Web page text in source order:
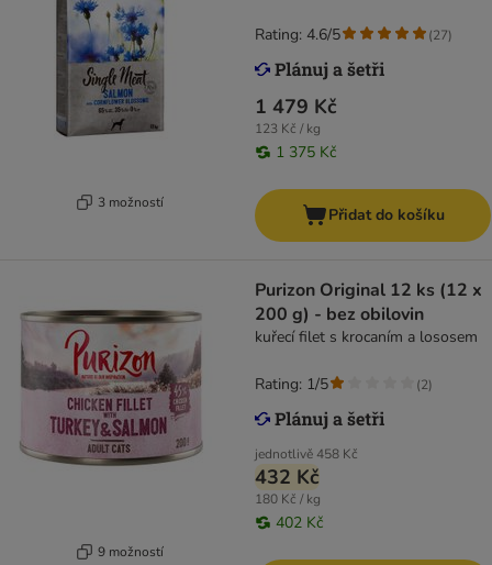
3 možností
1 479 Kč
123 Kč / kg
1 375 Kč
Rating: 4.6/5 (27)
Přidat do košíku
9 možností
Purizon Original 12 ks (12 x
200 g) - bez obilovin
kuřecí filet s krocaním a lososem
jednotlivě458 Kč
432 Kč
180 Kč / kg
402 Kč
Rating: 1/5 (2)